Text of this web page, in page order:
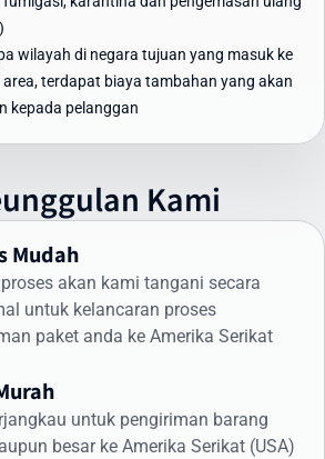
tanpa mengorbankan kualitas dan
Paket ke Amerika Serikat
Diandalkan
ke Amerika Serikat (USA) menjadi
yang dapat diandalkan:
(udara): 5-7 hari kerja
(laut): 30-45 hari
waktu pengiriman meliputi:
bea cukai di Indonesia dan Amerika Serikat
faktor operasional
di negara tujuan
wilayah di negara tujuan yang masuk ke
terdapat biaya tambahan yang akan
kepada pelanggan
Kami
Mudah
akan kami tangani secara
untuk kelancaran proses
paket anda ke Amerika Serikat
untuk pengiriman barang
besar ke Amerika Serikat (USA)